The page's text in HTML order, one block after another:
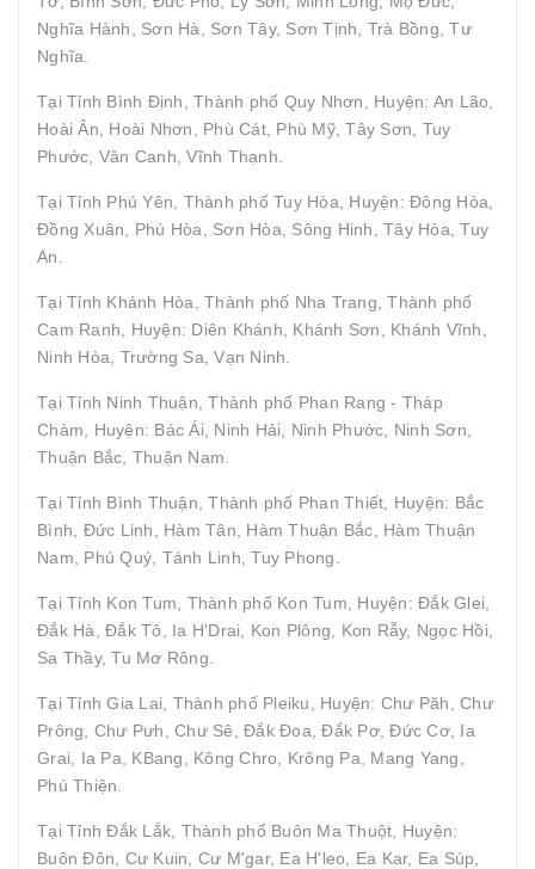
Nghĩa Hành, Sơn Hà, Sơn Tây, Sơn Tịnh, Trà Bồng, Tư
Nghĩa.
Tại Tỉnh Bình Định, Thành phố Quy Nhơn, Huyện: An Lão,
Hoài Ân, Hoài Nhơn, Phù Cát, Phù Mỹ, Tây Sơn, Tuy
Phước, Vân Canh, Vĩnh Thạnh.
Tại Tỉnh Phú Yên, Thành phố Tuy Hòa, Huyện: Đông Hòa,
Đồng Xuân, Phú Hòa, Sơn Hòa, Sông Hinh, Tây Hòa, Tuy
An.
Tại Tỉnh Khánh Hòa, Thành phố Nha Trang, Thành phố
Cam Ranh, Huyện: Diên Khánh, Khánh Sơn, Khánh Vĩnh,
Ninh Hòa, Trường Sa, Vạn Ninh.
Tại Tỉnh Ninh Thuận, Thành phố Phan Rang - Tháp
Chàm, Huyện: Bác Ái, Ninh Hải, Ninh Phước, Ninh Sơn,
Thuận Bắc, Thuận Nam.
Tại Tỉnh Bình Thuận, Thành phố Phan Thiết, Huyện: Bắc
Bình, Đức Linh, Hàm Tân, Hàm Thuận Bắc, Hàm Thuận
Nam, Phú Quý, Tánh Linh, Tuy Phong.
Tại Tỉnh Kon Tum, Thành phố Kon Tum, Huyện: Đắk Glei,
Đắk Hà, Đắk Tô, Ia H'Drai, Kon Plông, Kon Rẫy, Ngọc Hồi,
Sa Thầy, Tu Mơ Rông.
Tại Tỉnh Gia Lai, Thành phố Pleiku, Huyện: Chư Păh, Chư
Prông, Chư Pưh, Chư Sê, Đắk Đoa, Đắk Pơ, Đức Cơ, Ia
Grai, Ia Pa, KBang, Kông Chro, Krông Pa, Mang Yang,
Phú Thiện.
Tại Tỉnh Đắk Lắk, Thành phố Buôn Ma Thuột, Huyện:
Buôn Đôn, Cư Kuin, Cư M'gar, Ea H'leo, Ea Kar, Ea Súp,